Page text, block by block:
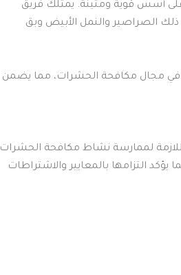
أسس قوية ومتينة. يمتلك فريق
الصراصير والنمل الأبيض وبق
في مجال مكافحة الحشرات، مما يضمن
لممارسة نشاط مكافحة الحشرات
التزامها بالمعايير والاشتراطات